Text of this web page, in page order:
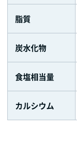
脂質
炭水化物
食塩相当量
カルシウム